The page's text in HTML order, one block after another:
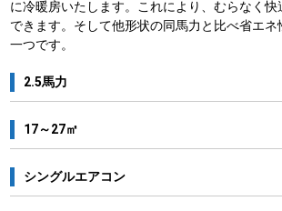
に冷暖房いたします。これにより、むらなく
できます。そして他形状の同馬力と比べ省エ
一つです。
2.5馬力
17～27㎡
シングルエアコン